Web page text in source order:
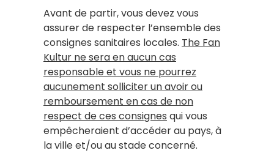
Avant de partir, vous devez vous
assurer de respecter l’ensemble des
consignes sanitaires locales. The Fan
Kultur ne sera en aucun cas
responsable et vous ne pourrez
aucunement solliciter un avoir ou
remboursement en cas de non
respect de ces consignes qui vous
empêcheraient d’accéder au pays, à
la ville et/ou au stade concerné.